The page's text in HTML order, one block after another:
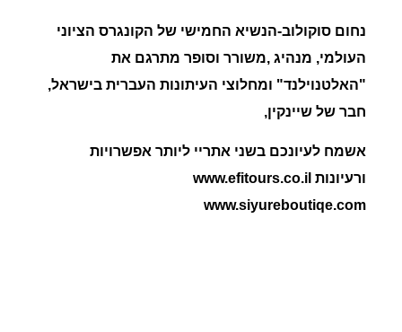
נחום סוקולוב-הנשיא החמישי של הקונגרס הציוני
העולמי, מנהיג ,משורר וסופר מתרגם את
"האלטנוילנד" ומחלוצי העיתונות העברית בישראל,
חבר של שיינקין,
אשמח לעיונכם בשני אתריי ליותר אפשרויות
ורעיונות www.efitours.co.il
www.siyureboutiqe.com